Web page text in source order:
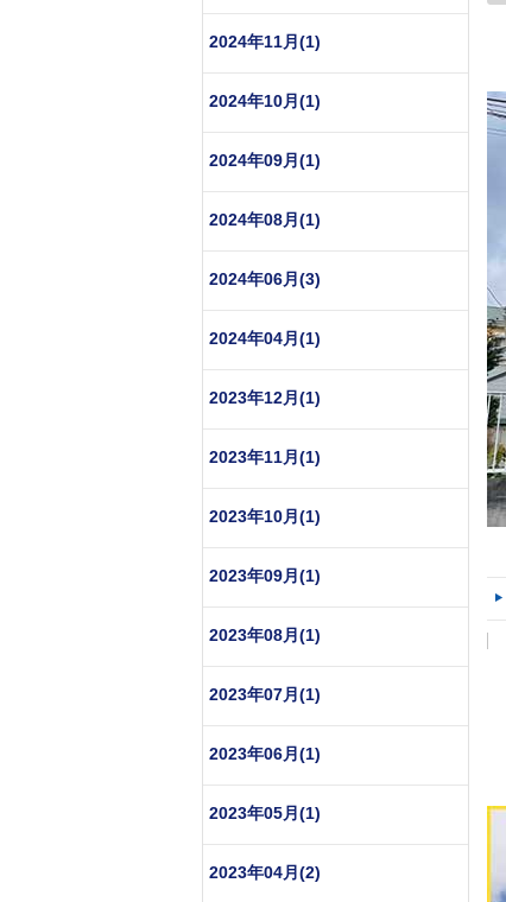
2024年11月(1)
2024年10月(1)
2024年09月(1)
2024年08月(1)
2024年06月(3)
2024年04月(1)
2023年12月(1)
2023年11月(1)
2023年10月(1)
2023年09月(1)
2023年08月(1)
2023年07月(1)
2023年06月(1)
2023年05月(1)
2023年04月(2)